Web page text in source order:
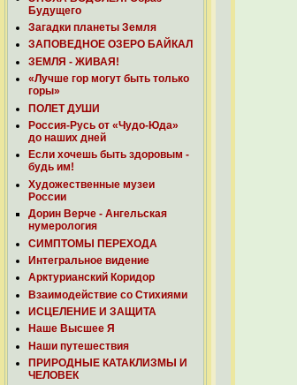
Будущего
Загадки планеты Земля
ЗАПОВЕДНОЕ ОЗЕРО БАЙКАЛ
ЗЕМЛЯ - ЖИВАЯ!
«Лучше гор могут быть только
горы»
ПОЛЕТ ДУШИ
Россия-Русь от «Чудо-Юда»
до наших дней
Если хочешь быть здоровым -
будь им!
Художественные музеи
России
Дорин Верче - Ангельская
нумерология
СИМПТОМЫ ПЕРЕХОДА
Интегральное видение
Арктурианский Коридор
Взаимодействие со Стихиями
ИСЦЕЛЕНИЕ И ЗАЩИТА
Наше Высшее Я
Наши путешествия
ПРИРОДНЫЕ КАТАКЛИЗМЫ И
ЧЕЛОВЕК